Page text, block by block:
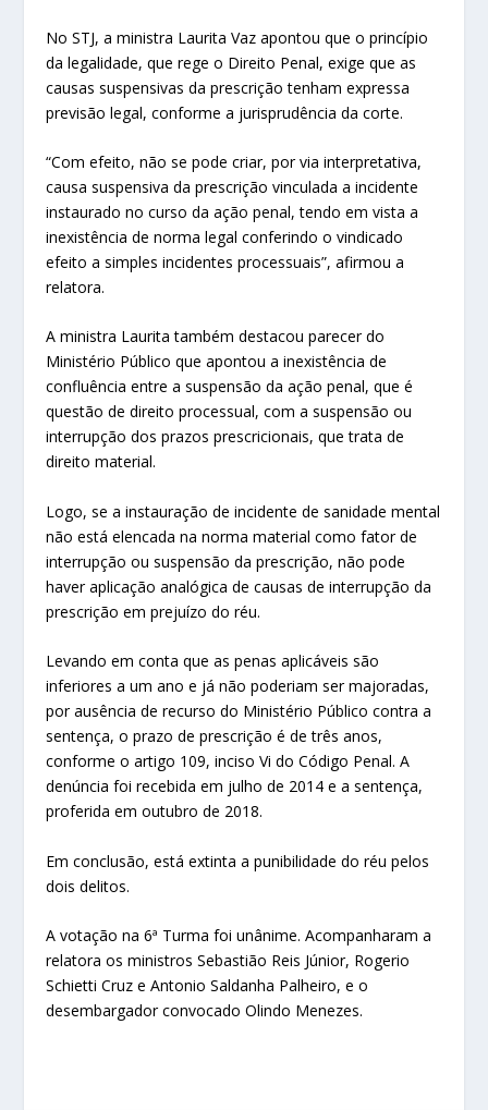
No STJ, a ministra Laurita Vaz apontou que o princípio
da legalidade, que rege o Direito Penal, exige que as
causas suspensivas da prescrição tenham expressa
previsão legal, conforme a jurisprudência da corte.
“Com efeito, não se pode criar, por via interpretativa,
causa suspensiva da prescrição vinculada a incidente
instaurado no curso da ação penal, tendo em vista a
inexistência de norma legal conferindo o vindicado
efeito a simples incidentes processuais”, afirmou a
relatora.
A ministra Laurita também destacou parecer do
Ministério Público que apontou a inexistência de
confluência entre a suspensão da ação penal, que é
questão de direito processual, com a suspensão ou
interrupção dos prazos prescricionais, que trata de
direito material.
Logo, se a instauração de incidente de sanidade mental
não está elencada na norma material como fator de
interrupção ou suspensão da prescrição, não pode
haver aplicação analógica de causas de interrupção da
prescrição em prejuízo do réu.
Levando em conta que as penas aplicáveis são
inferiores a um ano e já não poderiam ser majoradas,
por ausência de recurso do Ministério Público contra a
sentença, o prazo de prescrição é de três anos,
conforme o artigo 109, inciso Vi do Código Penal. A
denúncia foi recebida em julho de 2014 e a sentença,
proferida em outubro de 2018.
Em conclusão, está extinta a punibilidade do réu pelos
dois delitos.
A votação na 6ª Turma foi unânime. Acompanharam a
relatora os ministros Sebastião Reis Júnior, Rogerio
Schietti Cruz e Antonio Saldanha Palheiro, e o
desembargador convocado Olindo Menezes.